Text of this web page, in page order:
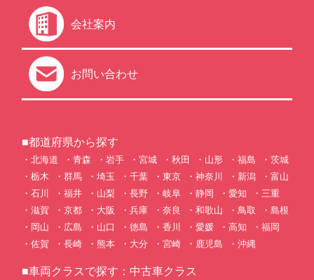
会社案内
お問い合わせ
■都道府県から探す
北海道 青森 岩手 宮城 秋田 山形 福島
茨城
栃木
群馬 埼玉 千葉 東京 神奈川 新潟
富山
石川
福井 山梨 長野 岐阜 静岡 愛知
三重
滋賀
京都 大阪 兵庫 奈良 和歌山 鳥取
島根
岡山
広島 山口 徳島 香川 愛媛 高知
福岡
佐賀
長崎 熊本 大分 宮崎 鹿児島 沖縄
■車両クラスで探す：中古車クラス